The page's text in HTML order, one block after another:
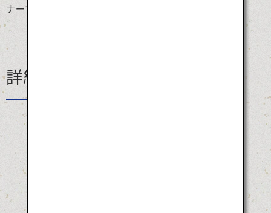
ナーでは、地元民も観光客も一緒になって踊ります。
詳細情報